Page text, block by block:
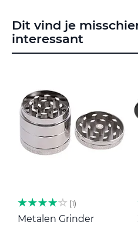
Dit vind je
interessant
1
Metalen Grinder